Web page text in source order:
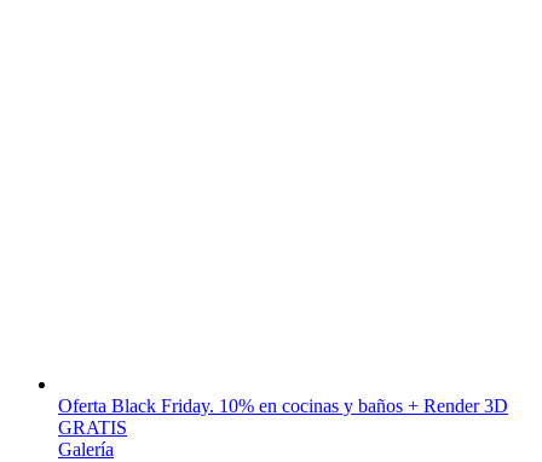
Oferta Black Friday. 10% en cocinas y baños + Render 3D
GRATIS
Galería